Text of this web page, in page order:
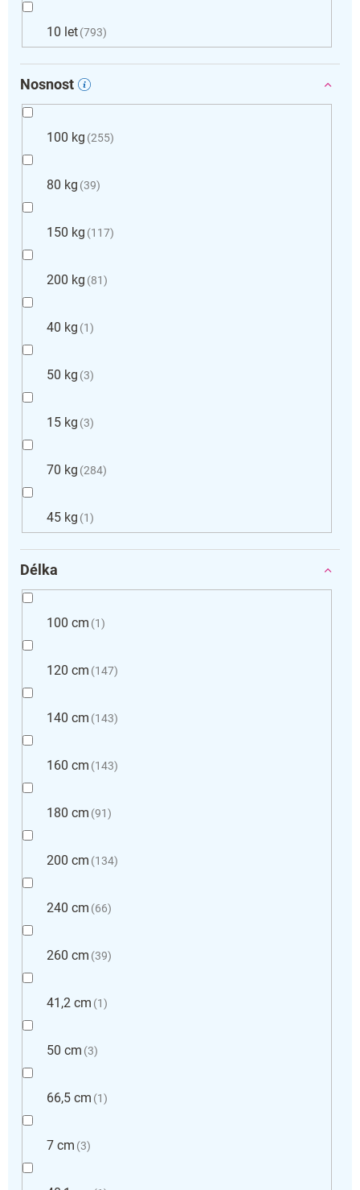
10 let 793
Nosnost
100 kg 255
80 kg 39
150 kg 117
200 kg 81
40 kg 1
50 kg 3
15 kg 3
70 kg 284
45 kg 1
Délka
100 cm 1
120 cm 147
140 cm 143
160 cm 143
180 cm 91
200 cm 134
240 cm 66
260 cm 39
41,2 cm 1
50 cm 3
66,5 cm 1
7 cm 3